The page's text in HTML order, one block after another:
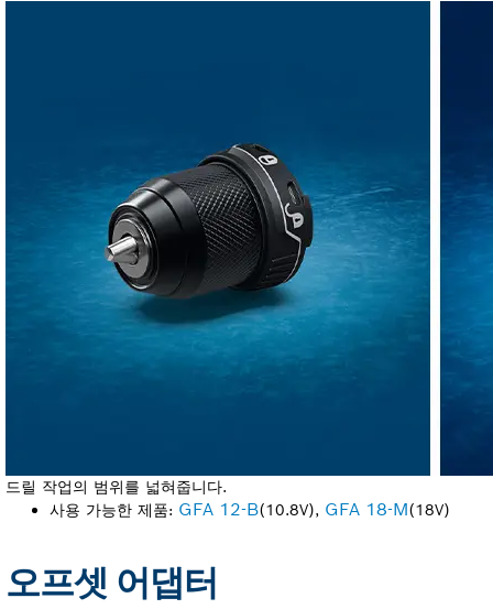
드릴 작업의 범위를 넓혀줍니다.
사용 가능한 제품: GFA 12-B(10.8V), GFA 18-M(18V)
오프셋 어댑터